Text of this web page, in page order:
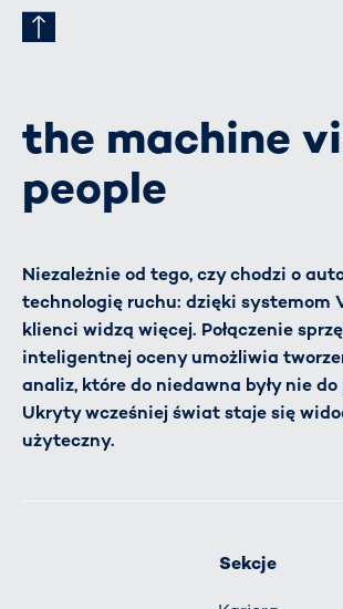
the machine
people
Niezależnie od tego, czy chodzi o
technologię ruchu: dzięki systemom
klienci widzą więcej. Połączenie
inteligentnej oceny umożliwia
analiz, które do niedawna były nie
Ukryty wcześniej świat staje się
użyteczny.
Sekcje